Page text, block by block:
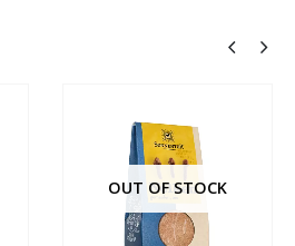
OUT OF STOCK